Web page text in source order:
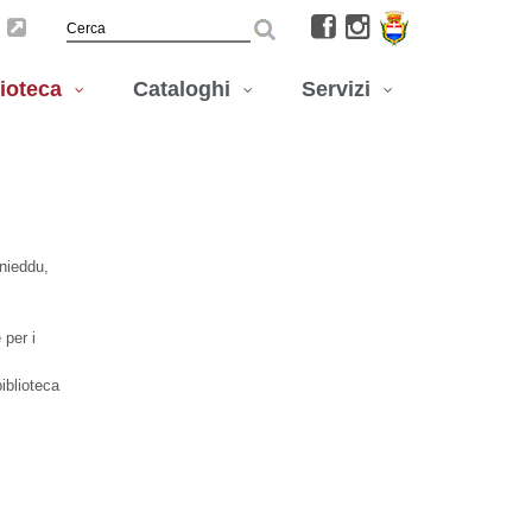
Cataloghi Servizi
per i